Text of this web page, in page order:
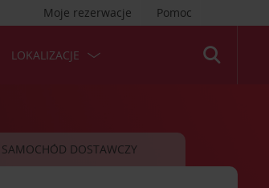
Pomoc
Moje rezerwacje
LOKALIZACJE
SAMOCHÓD DOSTAWCZY